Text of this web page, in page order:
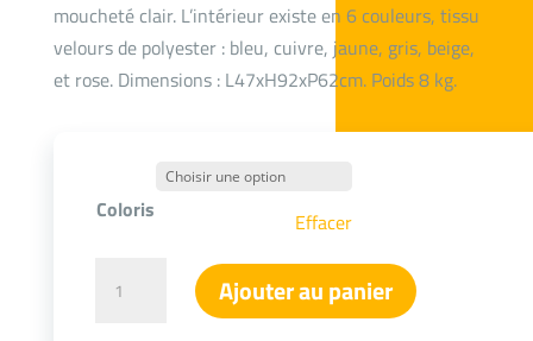
moucheté clair. L’intérieur existe en 6 couleurs, tissu
velours de polyester : bleu, cuivre, jaune, gris, beige,
et rose. Dimensions : L47xH92xP62cm. Poids 8 kg.
Coloris
Effacer
Ajouter au panier